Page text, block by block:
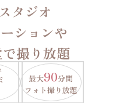
タジオ
ションや
撮り放題
最大90分間
フォト撮り放題